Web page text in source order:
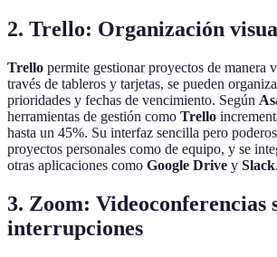
2. Trello: Organización
Trello permite gestionar proyectos de manera
través de tableros y tarjetas, se pueden
prioridades y fechas de vencimiento. Según
herramientas de gestión como Trello
hasta un 45%. Su interfaz sencilla pero
proyectos personales como de equipo, y se
otras aplicaciones como Google Drive y Slack.
3. Zoom: Videoconferencias
interrupciones